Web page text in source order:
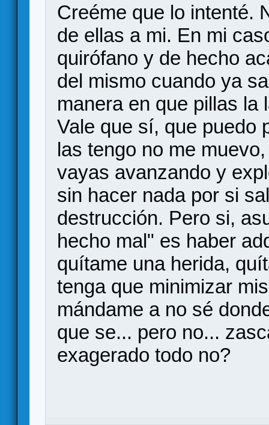
Creéme que lo intenté.
de ellas a mi. En mi
quirófano y de hecho
del mismo cuando ya
manera en que pillas la
Vale que sí, que puedo
las tengo no me
vayas avanzando y
sin hacer nada por si
destrucción. Pero si,
hecho mal" es haber
quítame una herida,
tenga que minimizar
mándame a no sé
que se... pero no...
exagerado todo no?